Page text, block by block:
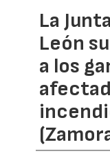
La
León
a los